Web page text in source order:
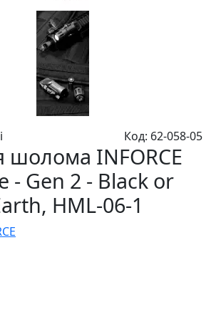
Код: 62-058-05
шолома INFORCE
- Gen 2 - Black or
HML-06-1